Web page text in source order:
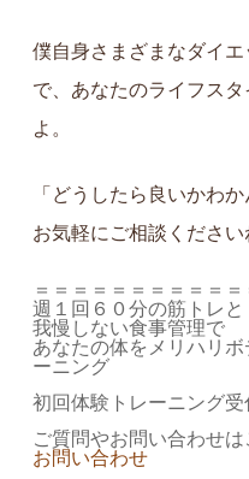
僕自身さまざまなダイ
で、あなたのライフス
よ。
「どうしたら良いかわ
お気軽にご相談ください
＝＝＝＝＝＝＝＝＝＝
週１回６０分の筋トレと
我慢しない食事管理で
あなたの体をメリハリ
ーニング
初回体験トレーニング受
ご質問やお問い合わせは
お問い合わせ